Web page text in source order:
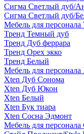
Сигма Светлый дуб/
Сигма Светлый дуб/
Мебель для персонала
Тренд Темный дуб
Тренд Дуб феррара
Тренд Орех экко
Тренд Белый
Мебель для персонала
Xten Дуб Сонома
Xten Дуб Юкон
Xten Белый
Xten Бук тиара
Xten Сосна Эдмонт
Мебель для